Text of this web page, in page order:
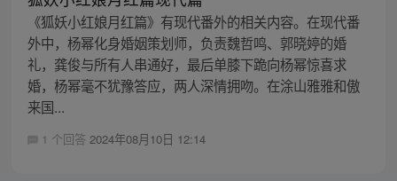
《狐妖小红娘月红篇》有现代番外的相关内容。在现代番
外中，杨幂化身婚姻策划师，负责魏哲鸣、郭晓婷的婚
礼，龚俊与所有人串通好，最后单膝下跪向杨幂惊喜求
婚，杨幂毫不犹豫答应，两人深情拥吻。在涂山雅雅和傲
来国...
1 个回答 2024年08月10日 12:14